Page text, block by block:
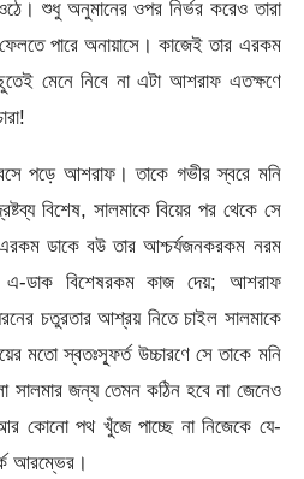
শুধু অনুমানের ওপর নির্ভর করেও তারা
পারে অনায়াসে। কাজেই তার এরকম
মেনে নিবে না এটা আশরাফ এতক্ষণে
বসে পড়ে আশরাফ। তাকে গভীর স্বরে মনি
বিশেষ, সালমাকে বিয়ের পর থেকে সে
ডাকে বউ তার আশ্চর্যজনকরকম নরম
এ-ডাক বিশেষরকম কাজ দেয়; আশরাফ
চতুরতার আশ্রয় নিতে চাইল সালমাকে
মতো স্বতঃস্ফূর্ত উচ্চারণে সে তাকে মনি
সালমার জন্য তেমন কঠিন হবে না জেনেও
কোনো পথ খুঁজে পাচ্ছে না নিজেকে যে-
আরম্ভের।